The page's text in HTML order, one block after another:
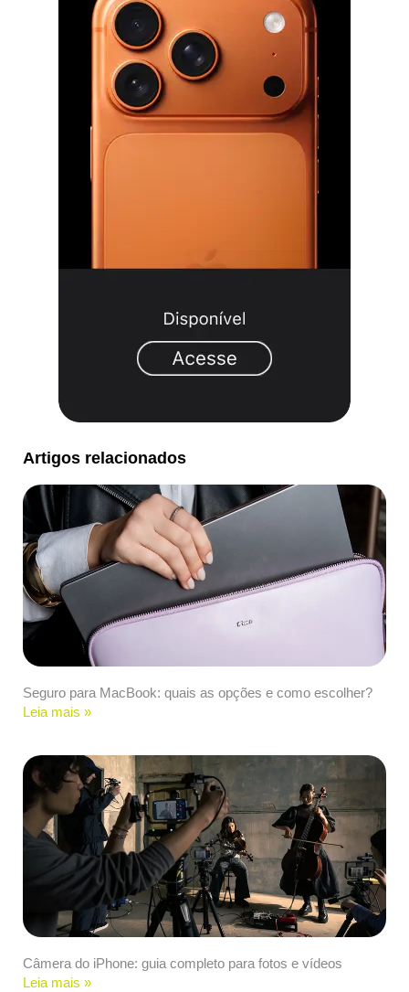
Artigos relacionados
Seguro para MacBook: quais as opções e como escolher?
Leia mais »
Câmera do iPhone: guia completo para fotos e vídeos
Leia mais »